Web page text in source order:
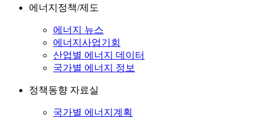
에너지정책/제도
에너지 뉴스
에너지사업기회
산업별 에너지 데이터
국가별 에너지 정보
정책동향 자료실
국가별 에너지계획